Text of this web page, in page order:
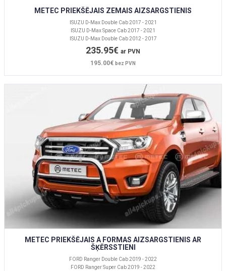
METEC PRIEKŠĒJAIS ZEMAIS AIZSARGSTIENIS
ISUZU D-Max Double Cab 2017 - 2021
ISUZU D-Max Space Cab 2017 - 2021
ISUZU D-Max Double Cab 2012 - 2017
235.95€ ar PVN
195.00€ bez PVN
METEC PRIEKŠĒJAIS A FORMAS AIZSARGSTIENIS AR
ŠĶĒRSSTIENI
FORD Ranger Double Cab 2019 - 2022
FORD Ranger Super Cab 2019 - 2022